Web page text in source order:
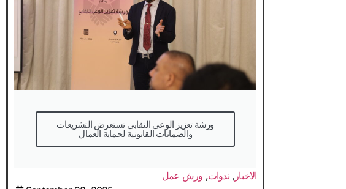
والضمانات القانونية لحماية العمال
الاخبار ,ندوات, ورش عمل